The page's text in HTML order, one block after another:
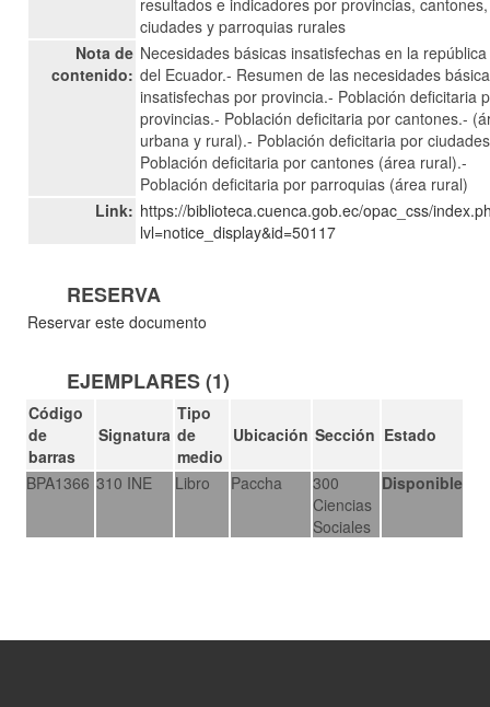
resultados e indicadores por provincias, cantones,
ciudades y parroquias rurales
Nota de
contenido:
Necesidades básicas insatisfechas en la república
del Ecuador.- Resumen de las necesidades
insatisfechas por provincia.- Población deficitaria
provincias.- Población deficitaria por cantones.-
urbana y rural).- Población deficitaria por
Población deficitaria por cantones (área rural).-
Población deficitaria por parroquias (área rural)
Link: https://biblioteca.cuenca.gob.ec/opac_css/
lvl=notice_display&id=50117
RESERVA
Reservar este documento
EJEMPLARES (1)
Código
de
barras
Signatura
Tipo
de
medio
Ubicación Sección Estado
BPA1366 310 INE Libro Paccha
300
Ciencias
Sociales
Disponible